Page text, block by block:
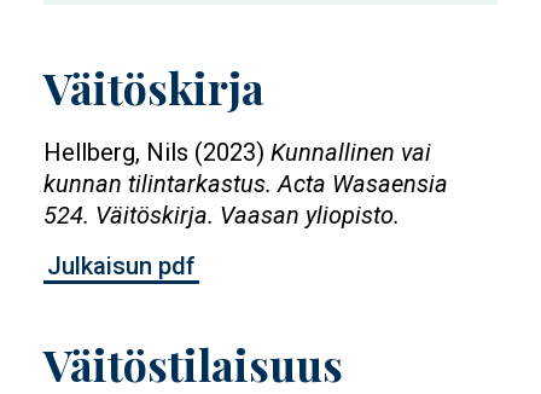
Väitöskirja
Hellberg, Nils (2023) Kunnallinen vai
kunnan tilintarkastus. Acta Wasaensia
524. Väitöskirja. Vaasan yliopisto.
Julkaisun pdf
Väitöstilaisuus